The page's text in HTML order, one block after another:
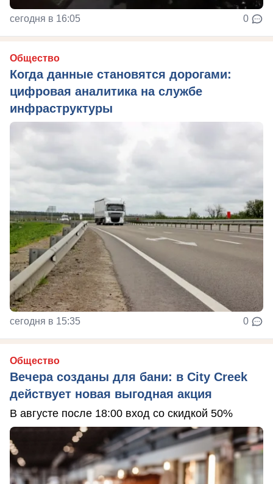
сегодня в 16:05 0
Общество
Когда данные становятся дорогами:
цифровая аналитика на службе
инфраструктуры
сегодня в 15:35 0
Общество
Вечера созданы для бани: в City Creek
действует новая выгодная акция
В августе после 18:00 вход со скидкой 50%